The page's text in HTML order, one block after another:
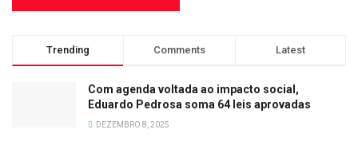
Trending Comments Latest
Com agenda voltada ao impacto social,
Eduardo Pedrosa soma 64 leis aprovadas
DEZEMBRO 8, 2025